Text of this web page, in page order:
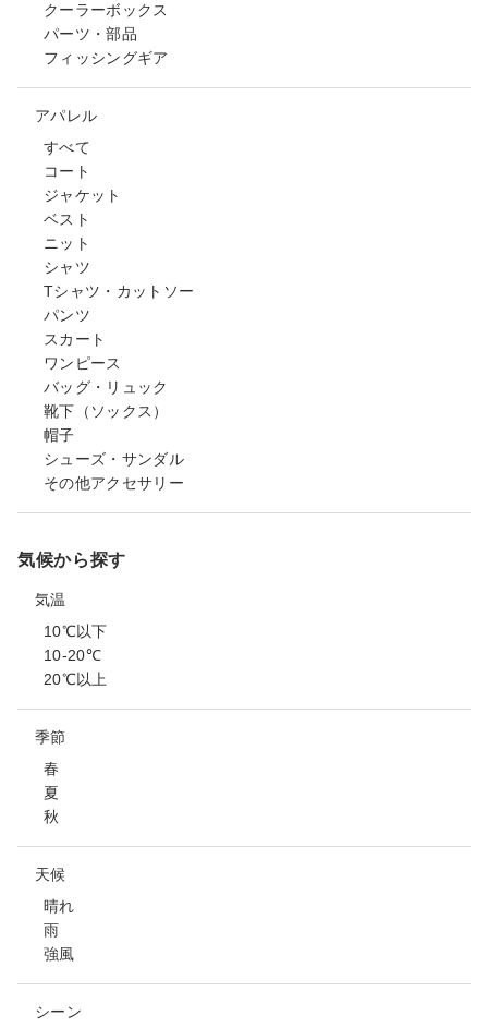
クーラーボックス
パーツ・部品
フィッシングギア
アパレル
すべて
コート
ジャケット
ベスト
ニット
シャツ
Tシャツ・カットソー
パンツ
スカート
ワンピース
バッグ・リュック
靴下（ソックス）
帽子
シューズ・サンダル
その他アクセサリー
気候から探す
気温
10℃以下
10-20℃
20℃以上
季節
春
夏
秋
天候
晴れ
雨
強風
シーン